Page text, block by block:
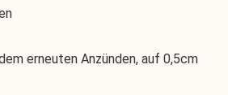
erneuten Anzünden, auf 0,5cm